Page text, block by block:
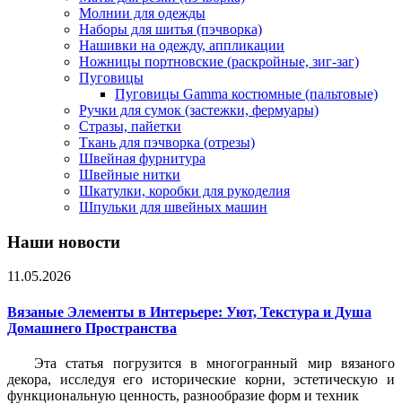
Молнии для одежды
Наборы для шитья (пэчворка)
Нашивки на одежду, аппликации
Ножницы портновские (раскройные, зиг-заг)
Пуговицы
Пуговицы Gamma костюмные (пальтовые)
Ручки для сумок (застежки, фермуары)
Стразы, пайетки
Ткань для пэчворка (отрезы)
Швейная фурнитура
Швейные нитки
Шкатулки, коробки для рукоделия
Шпульки для швейных машин
Наши новости
11.05.2026
Вязаные Элементы в Интерьере: Уют, Текстура и Душа
Домашнего Пространства
Эта статья погрузится в многогранный мир вязаного
декора, исследуя его исторические корни, эстетическую и
функциональную ценность, разнообразие форм и техник